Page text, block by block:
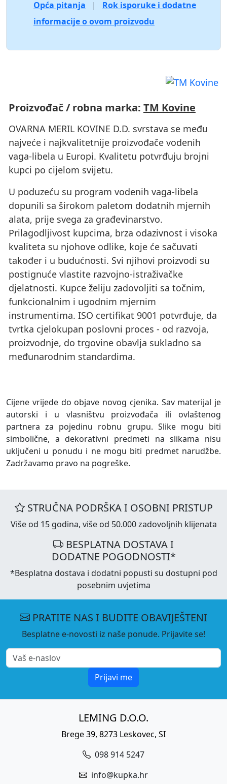
Opća pitanja |
Rok isporuke i dodatne
informacije o ovom proizvodu
Proizvođač / robna marka: TM Kovine
OVARNA MERIL KOVINE D.D. svrstava se među
najveće i najkvalitetnije proizvođače vodenih
vaga-libela u Europi. Kvalitetu potvrđuju brojni
kupci po cijelom svijetu.
U poduzeću su program vodenih vaga-libela
dopunili sa širokom paletom dodatnih mjernih
alata, prije svega za građevinarstvo.
Prilagodljivost kupcima, brza odazivnost i visoka
kvaliteta su njohove odlike, koje će sačuvati
također i u budućnosti. Svi njihovi proizvodi su
postignuće vlastite razvojno-istraživačke
djelatnosti. Kupce želiju zadovoljiti sa točnim,
funkcionalnim i ugodnim mjernim
instrumentima. ISO certifikat 9001 potvrđuje, da
tvrtka cjelokupan poslovni proces - od razvoja,
proizvodnje, do trgovine obavlja sukladno sa
međunarodnim standardima.
Cijene vrijede do objave novog cjenika. Sav materijal je
autorski i u vlasništvu proizvođača ili ovlaštenog
partnera za pojedinu robnu grupu. Slike mogu biti
simbolične, a dekorativni predmeti na slikama nisu
uključeni u ponudu i ne mogu biti predmet narudžbe.
Zadržavamo pravo na pogreške.
STRUČNA PODRŠKA I OSOBNI PRISTUP
Više od 15 godina, više od 50.000 zadovoljnih klijenata
BESPLATNA DOSTAVA I
DODATNE POGODNOSTI*
*Besplatna dostava i dodatni popusti su dostupni pod
posebnim uvjetima
PRATITE NAS I BUDITE OBAVIJEŠTENI
Besplatne e-novosti iz naše ponude. Prijavite se!
Prijavi me
LEMING D.O.O.
Brege 39, 8273 Leskovec, SI
098 914 5247
info@kupka.hr